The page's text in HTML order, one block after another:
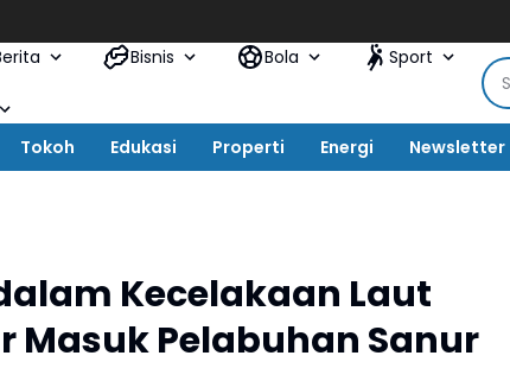
Bisnis Bola Sport
Tokoh Edukasi Properti Energi Newsletter
Kecelakaan Laut
Masuk Pelabuhan Sanur